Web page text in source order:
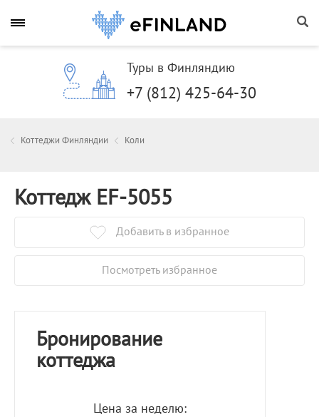
Туры в Финляндию
+7 (812) 425-64-30
Коттеджи Финляндии Коли
Коттедж EF-5055
Добавить в избранное
Посмотреть избранное
Бронирование
коттеджа
Цена за неделю: